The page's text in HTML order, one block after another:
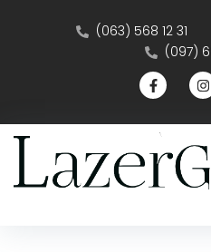
(063) 568 12 31
(097)